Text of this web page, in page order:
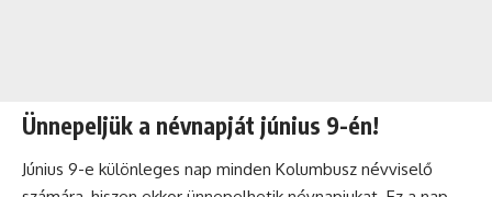
Ünnepeljük a névnapját június 9-én!
Június 9-e különleges nap minden Kolumbusz névviselő